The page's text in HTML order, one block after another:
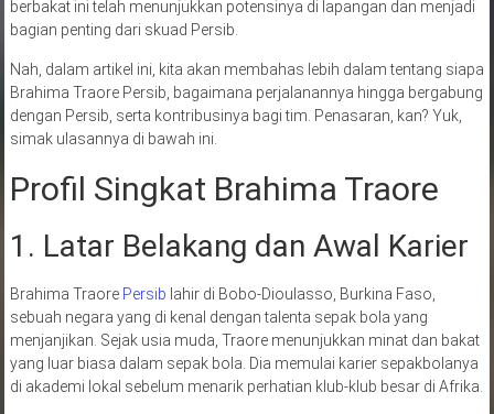
berbakat ini telah menunjukkan potensinya di lapangan dan menjadi
bagian penting dari skuad Persib.
Nah, dalam artikel ini, kita akan membahas lebih dalam tentang siapa
Brahima Traore Persib, bagaimana perjalanannya hingga bergabung
dengan Persib, serta kontribusinya bagi tim. Penasaran, kan? Yuk,
simak ulasannya di bawah ini.
Profil Singkat Brahima Traore
1. Latar Belakang dan Awal Karier
Brahima Traore Persib lahir di Bobo-Dioulasso, Burkina Faso,
sebuah negara yang di kenal dengan talenta sepak bola yang
menjanjikan. Sejak usia muda, Traore menunjukkan minat dan bakat
yang luar biasa dalam sepak bola. Dia memulai karier sepakbolanya
di akademi lokal sebelum menarik perhatian klub-klub besar di Afrika.